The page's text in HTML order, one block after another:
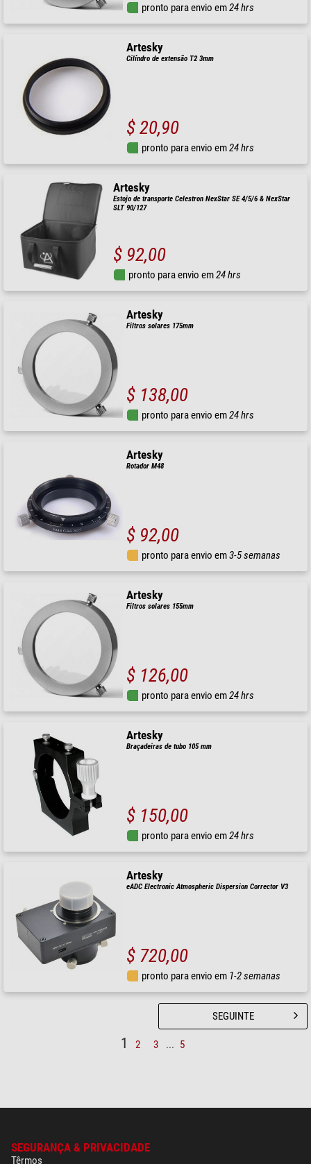
pronto para envio em24 hrs
Artesky
Cilíndro de extensão T2 3mm
$ 20,90
pronto para envio em24 hrs
Artesky
Estojo de transporte Celestron NexStar SE 4/5/6 & NexStar
SLT 90/127
$ 92,00
pronto para envio em24 hrs
Artesky
Filtros solares 175mm
$ 138,00
pronto para envio em24 hrs
Artesky
Rotador M48
$ 92,00
pronto para envio em3-5 semanas
Artesky
Filtros solares 155mm
$ 126,00
pronto para envio em24 hrs
Artesky
Braçadeiras de tubo 105 mm
$ 150,00
pronto para envio em24 hrs
Artesky
eADC Electronic Atmospheric Dispersion Corrector V3
$ 720,00
pronto para envio em 1-2 semanas
1 2 3 ... 5
SEGUINTE
SEGURANÇA & PRIVACIDADE
Têrmos